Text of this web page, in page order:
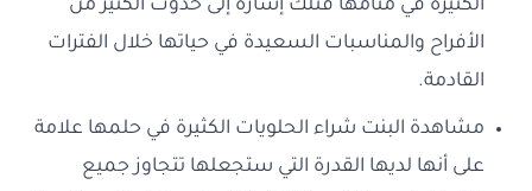
الكثيرة في منامها فتلك إشارة إلى حدوث الكثير من
الأفراح والمناسبات السعيدة في حياتها خلال الفترات
القادمة.
مشاهدة البنت شراء الحلويات الكثيرة في حلمها علامة
على أنها لديها القدرة التي ستجعلها تتجاوز جميع